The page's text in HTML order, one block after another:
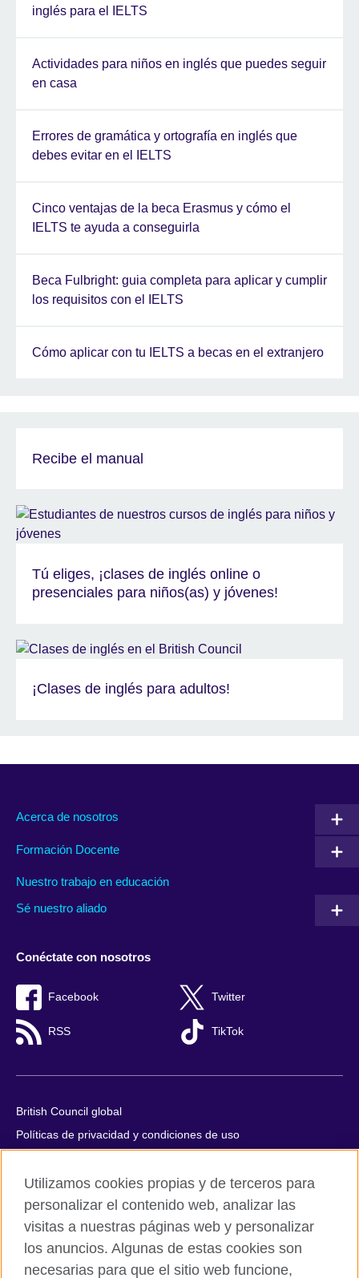
inglés para el IELTS
Actividades para niños en inglés que puedes seguir
en casa
Errores de gramática y ortografía en inglés que
debes evitar en el IELTS
Cinco ventajas de la beca Erasmus y cómo el
IELTS te ayuda a conseguirla
Beca Fulbright: guia completa para aplicar y cumplir
los requisitos con el IELTS
Cómo aplicar con tu IELTS a becas en el extranjero
Recibe el manual
Tú eliges, ¡clases de inglés online o
presenciales para niños(as) y jóvenes!
¡Clases de inglés para adultos!
Acerca de nosotros
Formación Docente
Nuestro trabajo en educación
Sé nuestro aliado
Conéctate con nosotros
Facebook Twitter
RSS TikTok
British Council global
Políticas de privacidad y condiciones de uso
Cookies
Quejas y comentarios
Mapa del sitio
© 2026 British Council
Utilizamos cookies propias y de terceros para
personalizar el contenido web, analizar las
visitas a nuestras páginas web y personalizar
los anuncios. Algunas de estas cookies son
necesarias para que el sitio web funcione,